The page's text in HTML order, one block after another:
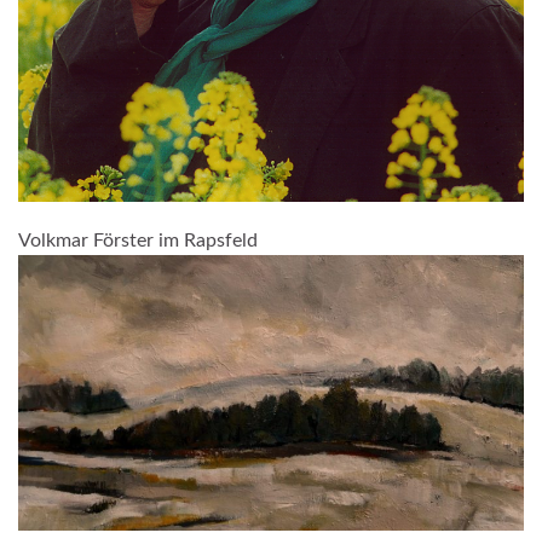
Volkmar Förster im Rapsfeld